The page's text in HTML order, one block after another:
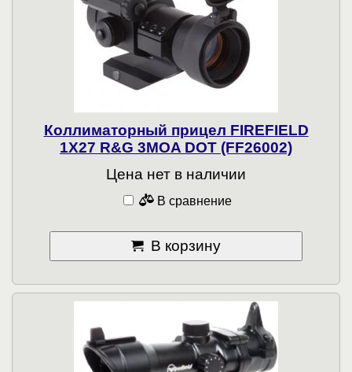
Коллиматорный прицел FIREFIELD
1X27 R&G 3MOA DOT (FF26002)
Цена нет в наличии
В сравнение
В корзину